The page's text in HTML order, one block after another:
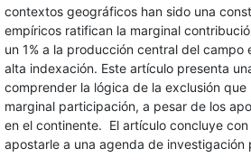
contextos geográficos han sido una
empíricos ratifican la marginal
un 1% a la producción central del campo
alta indexación. Este artículo presenta
comprender la lógica de la exclusión
marginal participación, a pesar de los
en el continente. El artículo concluye
apostarle a una agenda de investigación